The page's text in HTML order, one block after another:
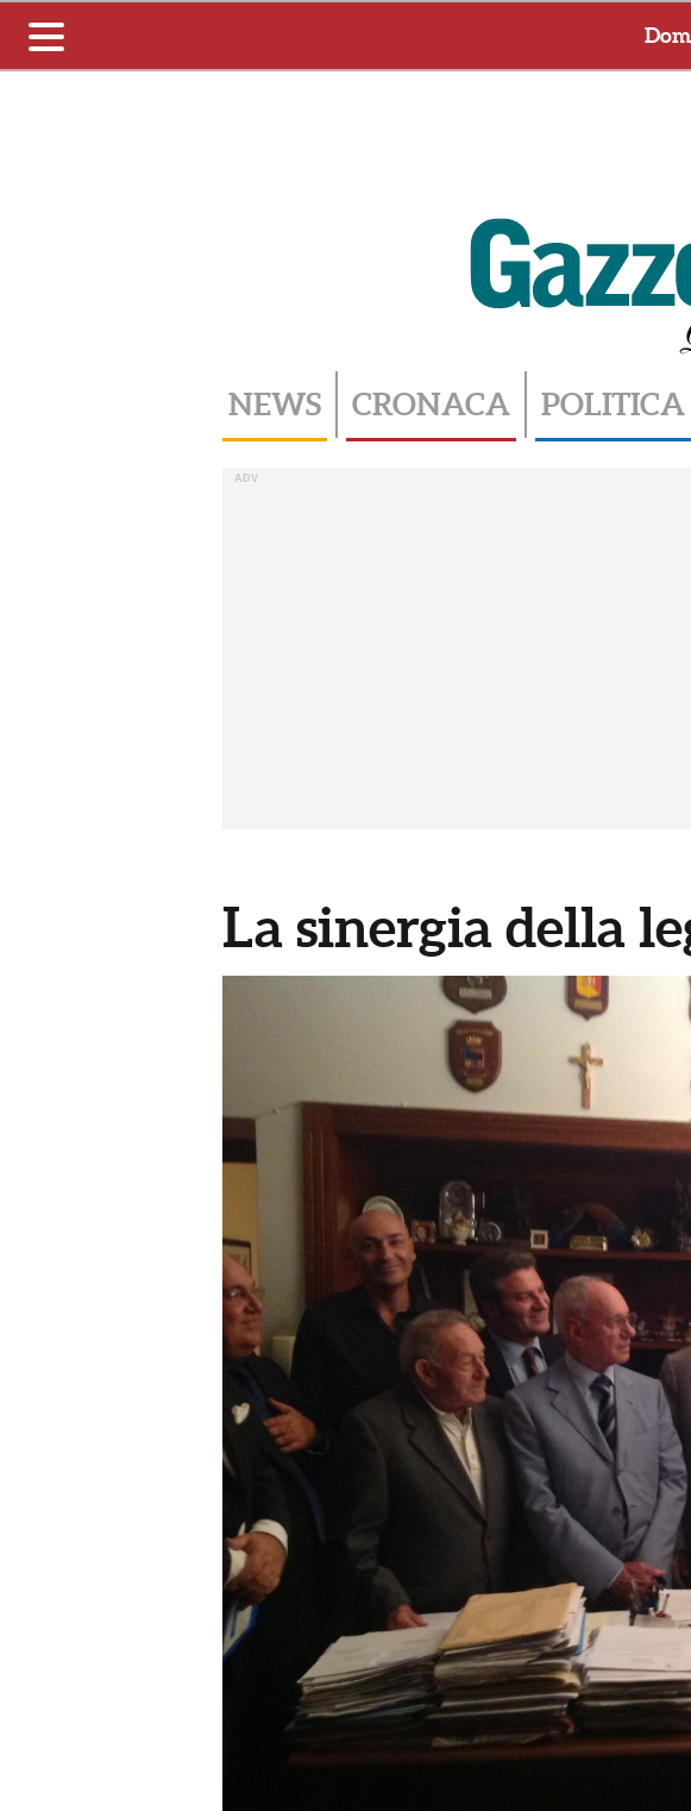
Toggle
navigation
NEWS CRONACA POLITICA
La sinergia della